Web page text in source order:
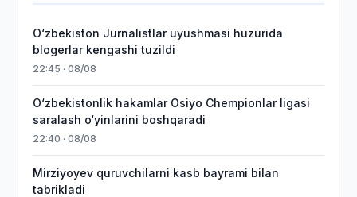
O‘zbekiston Jurnalistlar uyushmasi huzurida
blogerlar kengashi tuzildi
22:45 · 08/08
O‘zbekistonlik hakamlar Osiyo Chempionlar ligasi
saralash o‘yinlarini boshqaradi
22:40 · 08/08
Mirziyoyev quruvchilarni kasb bayrami bilan
tabrikladi